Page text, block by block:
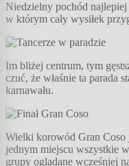
Niedzielny pochód
w którym cały wysiłek
Im bliżej centrum, tym
czuć, że właśnie ta
karnawału.
Wielki korowód Gran Coso
jednym miejscu wszystkie
grupy oglądane wcześniej